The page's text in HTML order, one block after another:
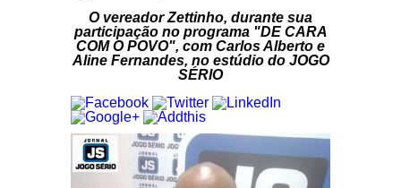
O vereador Zettinho, durante sua
participação no programa "DE CARA
COM O POVO", com Carlos Alberto e
Aline Fernandes, no estúdio do JOGO
SÉRIO